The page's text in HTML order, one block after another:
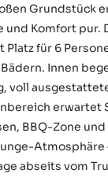
Grundstück
Komfort pur.
für 6
Innen
voll
erwartet
BBQ-Zone
Atmosphäre
abseits vom